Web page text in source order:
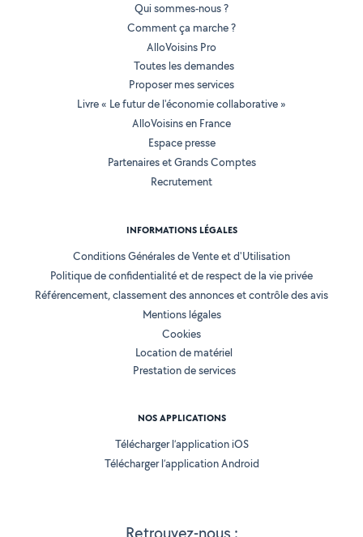
Qui sommes-nous ?
Comment ça marche ?
AlloVoisins Pro
Toutes les demandes
Proposer mes services
Livre « Le futur de l'économie collaborative »
AlloVoisins en France
Espace presse
Partenaires et Grands Comptes
Recrutement
INFORMATIONS LÉGALES
Conditions Générales de Vente et d'Utilisation
Politique de confidentialité et de respect de la vie privée
Référencement, classement des annonces et contrôle des avis
Mentions légales
Cookies
Location de matériel
Prestation de services
NOS APPLICATIONS
Télécharger l’application iOS
Télécharger l’application Android